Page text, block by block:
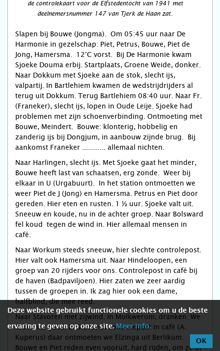
de controlekaart voor de Elfstedentocht van 1941 met
deelnemersnummer 147 van Tjerk de Haan zat.
Slapen bij Bouwe (Jongma). Om 05:45 uur naar De
Harmonie in gezelschap: Piet, Petrus, Bouwe, Piet de
Jong, Hamersma. 12°C vorst. Bij De Harmonie kwam
Sjoeke Douma erbij. Startplaats, Groene Weide, donker.
Naar Dokkum met Sjoeke aan de stok, slecht ijs,
valpartij. In Bartlehiem kwamen de wedstrijdrijders al
terug uit Dokkum. Terug Bartlehiem 08:40 uur. Naar Fr.
(Franeker), slecht ijs, lopen in Oude Leije. Sjoeke had
problemen met zijn schoenverbinding. Ontmoeting met
Bouwe, Meindert. Bouwe: klonterig, hobbelig en
zanderig ijs bij Dongjum, in aanbouw zijnde brug. Bij
aankomst Franeker ............ allemaal nichten.
Naar Harlingen, slecht ijs. Met Sjoeke gaat het minder,
Bouwe heeft last van schaatsen, erg zonde. Weer bij
elkaar in U (Urgabuurt). In het station ontmoetten we
weer Piet de J (Jong) en Hamersma. Petrus en Piet door
gereden. Hier eten en rusten. 1 ½ uur. Sjoeke valt uit.
Sneeuw en koude, nu in de achter groep. Naar Bolsward
fel koud tegen de wind in. Hier allemaal mensen in
café.
Naar Workum steeds sneeuw, hier slechte controlepost.
Hier valt ook Hamersma uit. Naar Hindeloopen, een
groep van 20 rijders voor ons. Controlepost in café bij
de haven (Badpaviljoen). Hier zaten we zeer aardig
tussen de groepen in. Ik zag hier ook een dame,
halfblind, die mee reed.
Naar Stavoren met zijwind. In Molkwerum, dranken. We
reden nu goed. In Stavoren controlepost in café (A.
Kuperus) daar ontmoeten we Elzinga uit Berlikum.
Bouwe en Piet reden even vooruit, hard rijden, om ze in
Deze website gebruikt functionele cookies om u de beste
ervaring te geven op onze site. Meer info.
OK